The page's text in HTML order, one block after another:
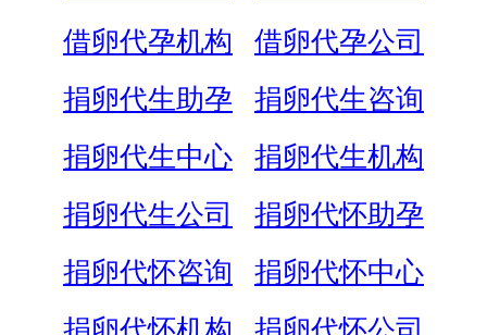
借卵代孕机构
借卵代孕公司
捐卵代生助孕
捐卵代生咨询
捐卵代生中心
捐卵代生机构
捐卵代生公司
捐卵代怀助孕
捐卵代怀咨询
捐卵代怀中心